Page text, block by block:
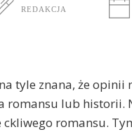
REDAKCJA
tyle znana, że opinii
romansu lub historii.
romansu.